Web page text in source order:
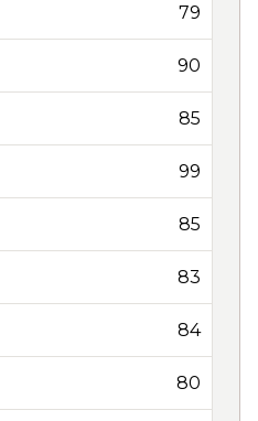
79
90
85
99
85
83
84
80